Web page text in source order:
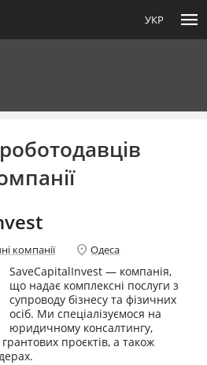
УКР menu
компанії location_on Одеса
SaveCapitalInvest — компанія,
що надає комплексні послуги з
супроводу бізнесу та фізичних
осіб. Ми спеціалізуємося на
юридичному консалтингу,
грантових проєктів, а також